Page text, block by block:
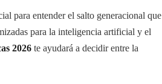
para entender el salto generacional que
para la inteligencia artificial y el
2026 te ayudará a decidir entre la